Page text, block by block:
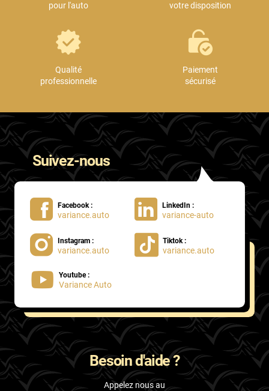
pour l'auto
votre disposition
Qualité
professionnelle
Paiement
sécurisé
Suivez-nous
Facebook :
variance.auto
LinkedIn :
variance-auto
Instagram :
variance.auto
Tiktok :
variance.auto
Youtube :
Variance Auto
Besoin d'aide ?
Appelez nous au